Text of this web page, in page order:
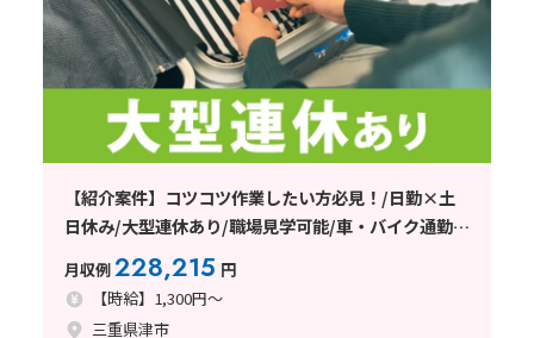
【紹介案件】コツコツ作業したい方必見！/日勤×土
日休み/大型連休あり/職場見学可能/車・バイク通勤可
月収例228,215 円
【時給】1,300円～
三重県津市